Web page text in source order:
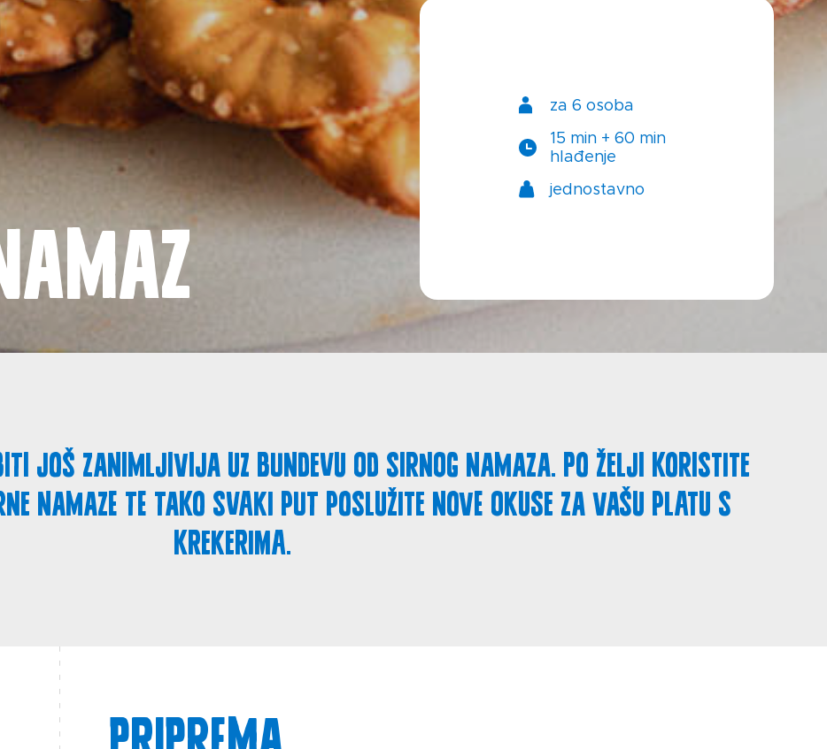
za 6 osoba
15 min + 60 min
hlađenje
jednostavno
još zanimljivija uz bundevu od sirnog namaza. Po želji koristite
namaze te tako svaki put poslužite nove okuse za vašu platu s
krekerima.
Priprema